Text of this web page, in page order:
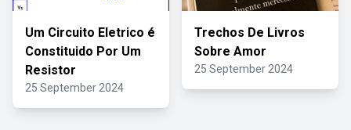
Um Circuito Eletrico é
Constituido Por Um
Resistor
25 September 2024
Trechos De Livros
Sobre Amor
25 September 2024